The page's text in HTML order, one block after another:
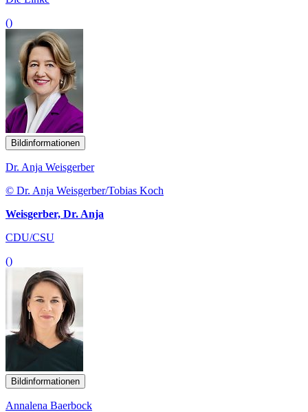
()
Bildinformationen
Dr. Anja Weisgerber
© Dr. Anja Weisgerber/Tobias Koch
Weisgerber, Dr. Anja
CDU/CSU
()
Bildinformationen
Annalena Baerbock